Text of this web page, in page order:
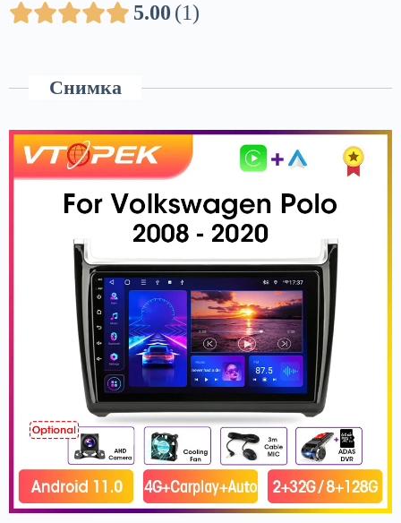
5.00 1
Снимка